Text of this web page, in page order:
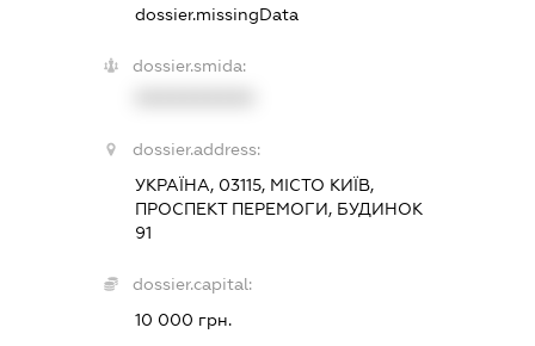
dossier.missingData
dossier.smida:
dossier.address:
УКРАЇНА, 03115, МІСТО КИЇВ,
ПРОСПЕКТ ПЕРЕМОГИ, БУДИНОК
91
dossier.capital:
10 000 грн.